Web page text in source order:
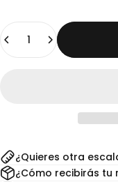
Cantidad
¿Quieres otra
¿Cómo recibirás tu